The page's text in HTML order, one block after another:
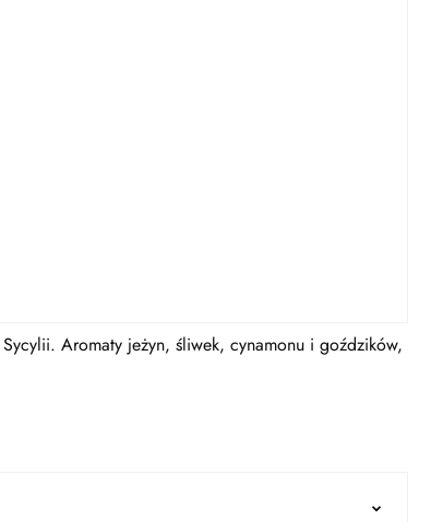
Aromaty jeżyn, śliwek, cynamonu i goździków,